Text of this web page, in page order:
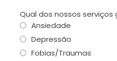
Qual dos nossos
Ansiedade
Depressão
Fobias/Traumas